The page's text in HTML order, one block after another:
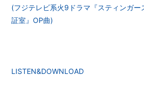
(フジテレビ系火9ドラマ『スティンガー
証室』OP曲)
LISTEN&DOWNLOAD